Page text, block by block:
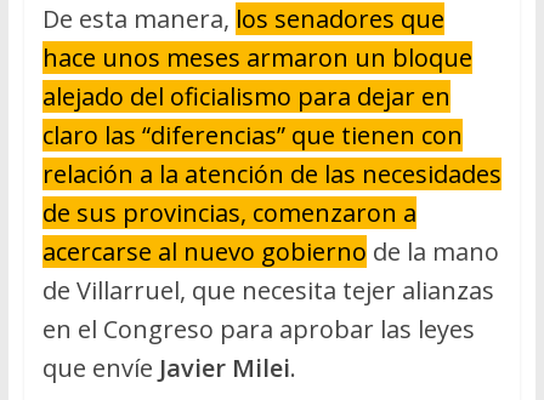
De esta manera, los senadores que
hace unos meses armaron un bloque
alejado del oficialismo para dejar en
claro las “diferencias” que tienen con
relación a la atención de las necesidades
de sus provincias, comenzaron a
acercarse al nuevo gobierno de la mano
de Villarruel, que necesita tejer alianzas
en el Congreso para aprobar las leyes
que envíe Javier Milei.